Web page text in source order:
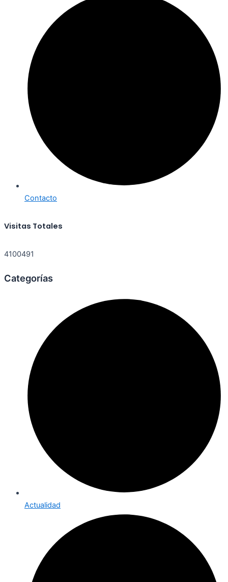
Contacto
Visitas Totales
4100491
Categorías
Actualidad